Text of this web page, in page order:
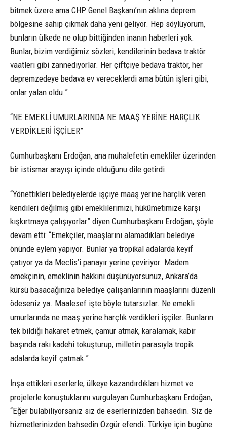
bitmek üzere ama CHP Genel Başkanı’nın aklına deprem
bölgesine sahip çıkmak daha yeni geliyor. Hep söylüyorum,
bunların ülkede ne olup bittiğinden inanın haberleri yok.
Bunlar, bizim verdiğimiz sözleri, kendilerinin bedava traktör
vaatleri gibi zannediyorlar. Her çiftçiye bedava traktör, her
depremzedeye bedava ev vereceklerdi ama bütün işleri gibi,
onlar yalan oldu.”
“NE EMEKLİ UMURLARINDA NE MAAŞ YERİNE HARÇLIK
VERDİKLERİ İŞÇİLER”
Cumhurbaşkanı Erdoğan, ana muhalefetin emekliler üzerinden
bir istismar arayışı içinde olduğunu dile getirdi.
“Yönettikleri belediyelerde işçiye maaş yerine harçlık veren
kendileri değilmiş gibi emeklilerimizi, hükûmetimize karşı
kışkırtmaya çalışıyorlar” diyen Cumhurbaşkanı Erdoğan, şöyle
devam etti: “Emekçiler, maaşlarını alamadıkları belediye
önünde eylem yapıyor. Bunlar ya tropikal adalarda keyif
çatıyor ya da Meclis’i panayır yerine çeviriyor. Madem
emekçinin, emeklinin hakkını düşünüyorsunuz, Ankara’da
kürsü basacağınıza belediye çalışanlarının maaşlarını düzenli
ödeseniz ya. Maalesef işte böyle tutarsızlar. Ne emekli
umurlarında ne maaş yerine harçlık verdikleri işçiler. Bunların
tek bildiği hakaret etmek, çamur atmak, karalamak, kabir
başında rakı kadehi tokuşturup, milletin parasıyla tropik
adalarda keyif çatmak.”
İnşa ettikleri eserlerle, ülkeye kazandırdıkları hizmet ve
projelerle konuştuklarını vurgulayan Cumhurbaşkanı Erdoğan,
“Eğer bulabiliyorsanız siz de eserlerinizden bahsedin. Siz de
hizmetlerinizden bahsedin Özgür efendi. Türkiye için bugüne